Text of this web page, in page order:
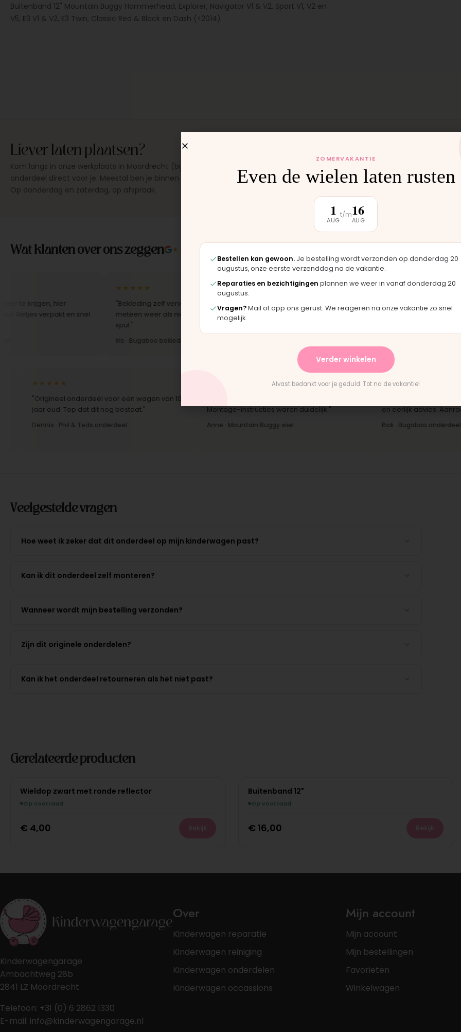
Buitenband 12" Mountain Buggy Hammerhead, Explorer, Navigator V1 & V2, Sport V1, V2 en
V5, E3 V1 & V2, E3 Twin, Classic Red & Black en Dash (<2014)
Liever laten plaatsen?
Kom langs in onze werkplaats in Moordrecht (bij Gouda), dan monteren wij het
onderdeel direct voor je. Meestal ben je binnen 15 tot 20 minuten weer buiten.
Op donderdag en zaterdag, op afspraak.
Wat klanten over ons zeggen ★★★★★
hier
verpakt en snel
★★★★★
"Bekleding zelf vervangen met de set, zag er
meteen weer als nieuw uit. Duidelijk origineel
Iris · Bugaboo bekleding
★★★★★
onderdeel werd er direct opgezet. Klaar
"Fijne
merkt
★★★★★
"Origineel onderdeel voor een wagen van 10
jaar oud. Top dat dit nog bestaat."
Dennis · Phil & Teds onderdeel
Montage-instructies waren duidelijk."
Anne · Mountain Buggy wiel
★★★★★
"Persoonlijk contact, snelle
en eerlijk advies. Aanrader."
Rick · Bugaboo onderdeel
Veelgestelde vragen
Hoe weet ik zeker dat dit onderdeel op mijn kinderwagen past?
Kan ik dit onderdeel zelf monteren?
Wanneer wordt mijn bestelling verzonden?
Zijn dit originele onderdelen?
Kan ik het onderdeel retourneren als het niet past?
Gerelateerde producten
Wieldop zwart met ronde reflector
Op voorraad
€ 4,00
Buitenband 12"
Op voorraad
€ 16,00
Kinderwagengarage
Ambachtweg 28b
2841 LZ Moordrecht
Telefoon: +31 (0) 6 2862 1330
E-mail: info@kinderwagengarage.nl
Over
Kinderwagen reparatie
Kinderwagen reiniging
Kinderwagen onderdelen
Kinderwagen occassions
Mijn account
Mijn account
Mijn bestellingen
Favorieten
Winkelwagen
ZOMERVAKANTIE
Even de wielen laten rusten
1
AUG
t/m16
AUG
Bestellen kan gewoon. Je bestelling wordt verzonden op donderdag 20
augustus, onze eerste verzenddag na de vakantie.
Reparaties en bezichtigingen plannen we weer in vanaf donderdag 20
augustus.
Vragen?Mail of app ons gerust. We reageren na onze vakantie zo snel
mogelijk.
Verder winkelen
Alvast bedankt voor je geduld. Tot na de vakantie!